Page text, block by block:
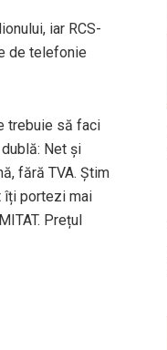
iar RCS-
de telefonie
trebuie să faci
Net și
fără TVA. Știm
îți portezi mai
Prețul